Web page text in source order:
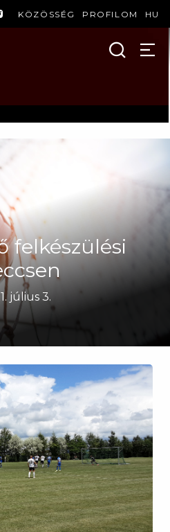
KÖZÖSSÉG PROFILOM HU
felkészülési
július 3.